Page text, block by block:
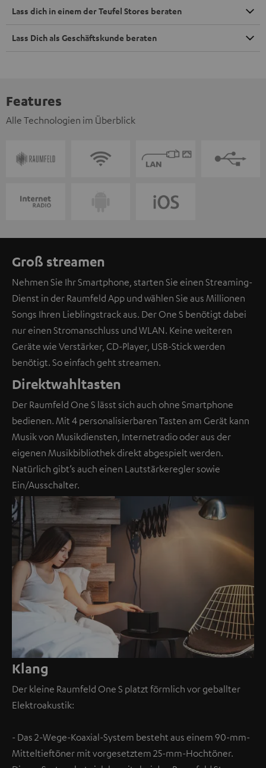
Lass dich in einem der Teufel Stores beraten
Lass Dich als Geschäftskunde beraten
Features
Alle Technologien im Überblick
Groß streamen
Nehmen Sie Ihr Smartphone, starten Sie einen Streaming-
Dienst in der Raumfeld App und wählen Sie aus Millionen
Songs Ihren Lieblingstrack aus. Der One S benötigt dabei
nur einen Stromanschluss und WLAN. Keine weiteren
Geräte wie Verstärker, CD-Player, USB-Stick werden
benötigt. So einfach geht streamen.
Direktwahltasten
Der Raumfeld One S lässt sich auch ohne Smartphone
bedienen. Mit 4 personalisierbaren Tasten am Gerät kann
Musik von Musikdiensten, Internetradio oder aus der
eigenen Musikbibliothek direkt abgespielt werden.
Natürlich gibt’s auch einen Lautstärkeregler sowie
Ein/Ausschalter.
Klang
Der kleine Raumfeld One S platzt förmlich vor geballter
Elektroakustik:
- Das 2-Wege-Koaxial-System besteht aus einem 90-mm-
Mitteltieftöner mit vorgesetztem 25-mm-Hochtöner.